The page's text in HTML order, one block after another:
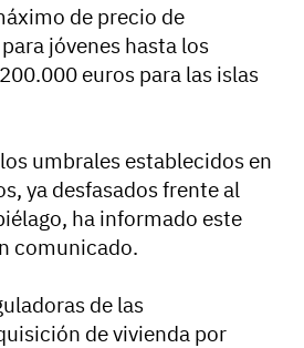
de precio de
jóvenes hasta los
euros para las islas
umbrales establecidos en
ya desfasados frente al
ha informado este
comunicado.
de las
de vivienda por